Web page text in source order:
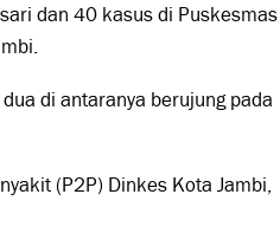
dan 40 kasus di Puskesmas
di antaranya berujung pada
(P2P) Dinkes Kota Jambi,